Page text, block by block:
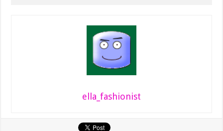
ella_fashionist